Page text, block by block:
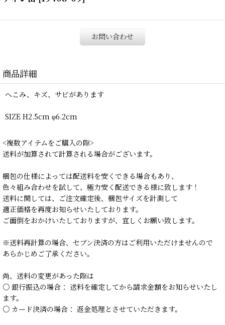
お問い合わせ
商品詳細
へこみ、キズ、サビがあります
SIZE H2.5cm φ6.2cm
<複数アイテムをご購入の際>
送料が加算されて計算される場合がございます。
梱包の仕様によっては配送料を安くできる場合もあり、
色々組み合わせを試して、極力安く配送できる様に致します！
送料に関しては、ご注文確定後、梱包サイズを計測して
適正価格を再度お知らせいたしております。
ご面倒をおかけいたしておりますが、宜しくお願い致します。
※送料再計算の場合、セブン決済の方はご利用いただけませんので
あらかじめご了承ください。
尚、送料の変更があった際は
○ 銀行振込の場合： 送料を確定してから請求金額をお知らせいたし
ます。
○ カード決済の場合： 返金処理とさせていただきます。